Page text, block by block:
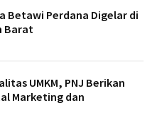
Betawi Perdana Digelar di
Barat
UMKM, PNJ Berikan
Marketing dan